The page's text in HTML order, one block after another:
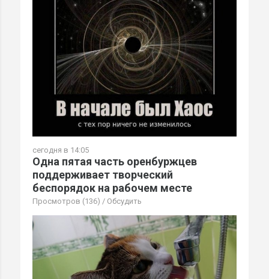
сегодня в 14:05
Одна пятая часть оренбуржцев
поддерживает творческий
беспорядок на рабочем месте
Просмотров (136) / Обсудить